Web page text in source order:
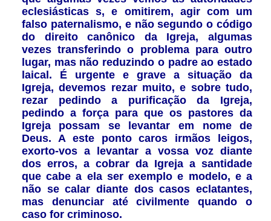
eclesiásticas s, e omitirem, agir com um
falso paternalismo, e não segundo o código
do direito canônico da Igreja, algumas
vezes transferindo o problema para outro
lugar, mas não reduzindo o padre ao estado
laical. É urgente e grave a situação da
Igreja, devemos rezar muito, e sobre tudo,
rezar pedindo a purificação da Igreja,
pedindo a força para que os pastores da
Igreja possam se levantar em nome de
Deus. A este ponto caros irmãos leigos,
exorto-vos a levantar a vossa voz diante
dos erros, a cobrar da Igreja a santidade
que cabe a ela ser exemplo e modelo, e a
não se calar diante dos casos eclatantes,
mas denunciar até civilmente quando o
caso for criminoso.